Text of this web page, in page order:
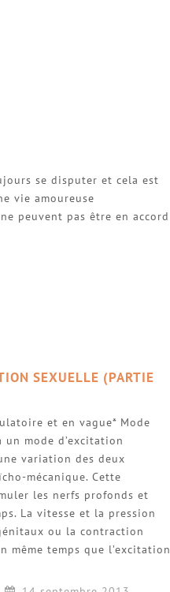
se disputer et cela est
vie amoureuse
peuvent pas être en accord
SEXUELLE (PARTIE
et en vague* Mode
mode d’excitation
variation des deux
mécanique. Cette
les nerfs profonds et
La vitesse et la pression
ou la contraction
même temps que l’excitation